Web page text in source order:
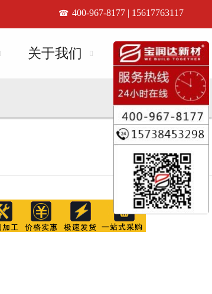
400-967-8177 | 15617763117
关于我们 联系我们